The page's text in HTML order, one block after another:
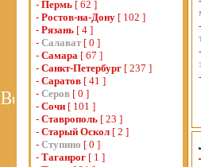
- Пермь [ 62 ]
- Ростов-на-Дону [ 102 ]
- Рязань [ 4 ]
- Салават [ 0 ]
- Самара [ 67 ]
- Санкт-Петербург [ 237 ]
- Саратов [ 41 ]
- Серов [ 0 ]
- Сочи [ 101 ]
- Ставрополь [ 23 ]
- Старый Оскол [ 2 ]
- Ступино [ 0 ]
- Таганрог [ 1 ]
-
-
-